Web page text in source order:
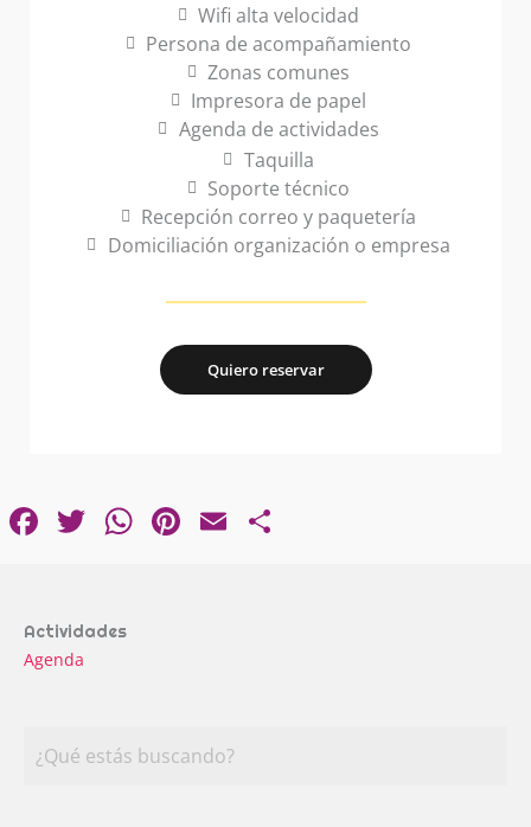
Wifi alta velocidad
Persona de acompañamiento
Zonas comunes
Impresora de papel
Agenda de actividades
Taquilla
Soporte técnico
Recepción correo y paquetería
Domiciliación organización o empresa
Quiero reservar
Facebook
Twitter
WhatsApp
Pinterest
Email
Actividades
Agenda